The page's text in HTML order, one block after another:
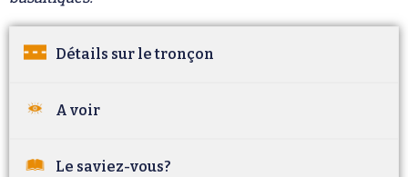
Détails sur le tronçon
A voir
Le saviez-vous?